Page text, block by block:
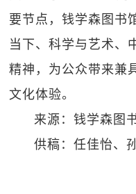
要节点，钱学森图书
当下、科学与艺术、
精神，为公众带来兼
文化体验。
来源：钱学森图
供稿：任佳怡、